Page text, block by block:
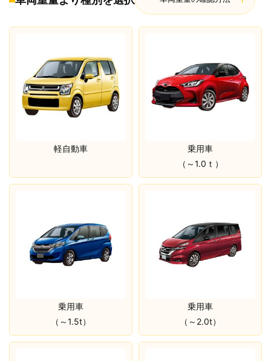
軽自動車
乗用車
（～1.0ｔ）
乗用車
（～1.5t）
乗用車
（～2.0t）